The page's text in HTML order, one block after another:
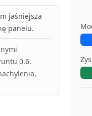
jaśniejsza
panelu.
0.6.